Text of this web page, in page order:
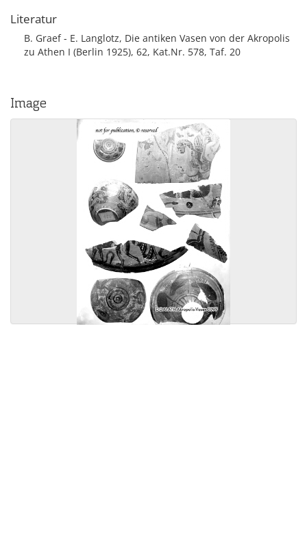
Literatur
B. Graef - E. Langlotz, Die antiken Vasen von der Akropolis
zu Athen I (Berlin 1925), 62, Kat.Nr. 578, Taf. 20
Image